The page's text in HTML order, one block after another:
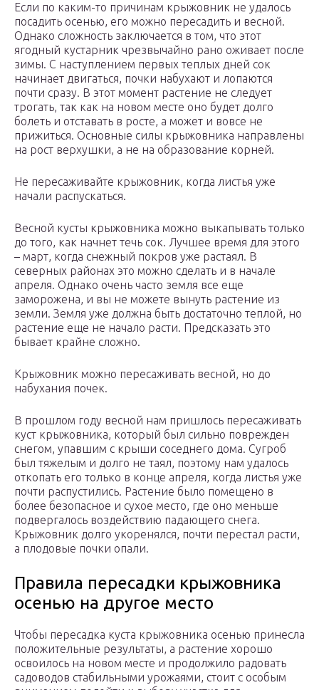
Если по каким-то причинам крыжовник не удалось
посадить осенью, его можно пересадить и весной.
Однако сложность заключается в том, что этот
ягодный кустарник чрезвычайно рано оживает после
зимы. С наступлением первых теплых дней сок
начинает двигаться, почки набухают и лопаются
почти сразу. В этот момент растение не следует
трогать, так как на новом месте оно будет долго
болеть и отставать в росте, а может и вовсе не
прижиться. Основные силы крыжовника направлены
на рост верхушки, а не на образование корней.
Не пересаживайте крыжовник, когда листья уже
начали распускаться.
Весной кусты крыжовника можно выкапывать только
до того, как начнет течь сок. Лучшее время для этого
– март, когда снежный покров уже растаял. В
северных районах это можно сделать и в начале
апреля. Однако очень часто земля все еще
заморожена, и вы не можете вынуть растение из
земли. Земля уже должна быть достаточно теплой, но
растение еще не начало расти. Предсказать это
бывает крайне сложно.
Крыжовник можно пересаживать весной, но до
набухания почек.
В прошлом году весной нам пришлось пересаживать
куст крыжовника, который был сильно поврежден
снегом, упавшим с крыши соседнего дома. Сугроб
был тяжелым и долго не таял, поэтому нам удалось
откопать его только в конце апреля, когда листья уже
почти распустились. Растение было помещено в
более безопасное и сухое место, где оно меньше
подвергалось воздействию падающего снега.
Крыжовник долго укоренялся, почти перестал расти,
а плодовые почки опали.
Правила пересадки крыжовника
осенью на другое место
Чтобы пересадка куста крыжовника осенью принесла
положительные результаты, а растение хорошо
освоилось на новом месте и продолжило радовать
садоводов стабильными урожаями, стоит с особым